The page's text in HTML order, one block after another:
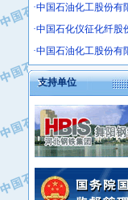
·华北石油新大禹环
·河北翼凌机械制造总
·萍乡市庞泰化工填料
·实华(天津)国际贸易
·上海宝钢商贸有限公
·辽河石油勘探局总机
·正泰集团
·华北油田科达开发有
·上海高桥电缆（集
·中石化西南石油局
·中国石油化工股份有
·中国石化仪征化纤股
·中国石油化工股份有
支持单位
·中国石化茂名石化分